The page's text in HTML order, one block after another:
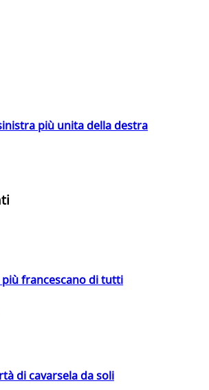
più unita della destra
più francescano di tutti
di cavarsela da soli